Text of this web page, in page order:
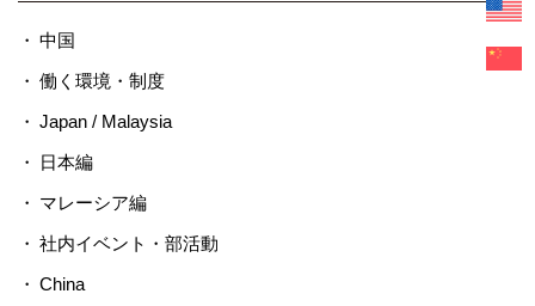
中国
働く環境・制度
Japan / Malaysia
日本編
マレーシア編
社内イベント・部活動
China